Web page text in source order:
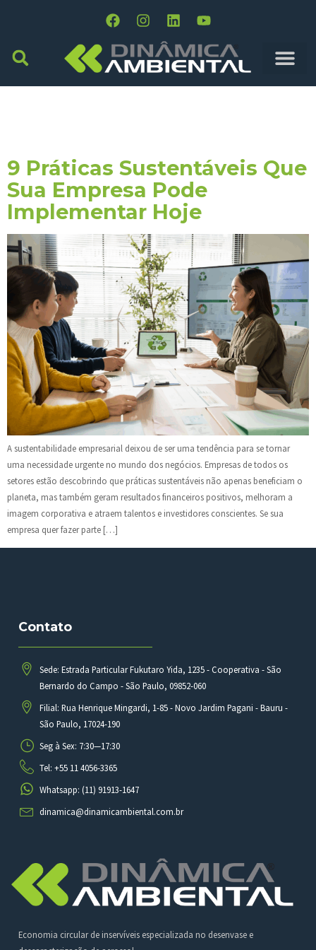
9 Práticas Sustentáveis Que
Sua Empresa Pode
Implementar Hoje
A sustentabilidade empresarial deixou de ser uma tendência para se tornar
uma necessidade urgente no mundo dos negócios. Empresas de todos os
setores estão descobrindo que práticas sustentáveis não apenas beneficiam o
planeta, mas também geram resultados financeiros positivos, melhoram a
imagem corporativa e atraem talentos e investidores conscientes. Se sua
empresa quer fazer parte […]
Economia circular de inservíveis especializada no desenvase e
Contato
Sede: Estrada Particular Fukutaro Yida, 1235 - Cooperativa - São
Bernardo do Campo - São Paulo, 09852-060
Filial: Rua Henrique Mingardi, 1-85 - Novo Jardim Pagani - Bauru -
São Paulo, 17024-190
Seg à Sex: 7:30—17:30
Tel: +55 11 4056-3365
Whatsapp: (11) 91913-1647
dinamica@dinamicambiental.com.br